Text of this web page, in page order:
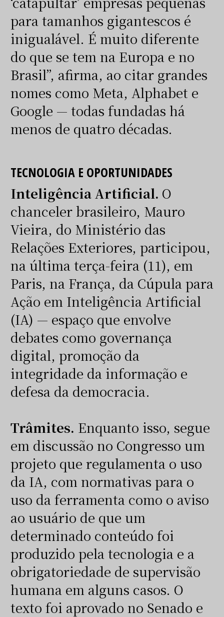
para tamanhos gigantescos é
inigualável. É muito diferente
do que se tem na Europa e no
Brasil”, afirma, ao citar grandes
nomes como Meta, Alphabet e
Google — todas fundadas há
menos de quatro décadas.
TECNOLOGIA E OPORTUNIDADES
Inteligência Artificial. O
chanceler brasileiro, Mauro
Vieira, do Ministério das
Relações Exteriores, participou,
na última terça-feira (11), em
Paris, na França, da Cúpula para
Ação em Inteligência Artificial
(IA) — espaço que envolve
debates como governança
digital, promoção da
integridade da informação e
defesa da democracia.
Trâmites. Enquanto isso, segue
em discussão no Congresso um
projeto que regulamenta o uso
da IA, com normativas para o
uso da ferramenta como o aviso
ao usuário de que um
determinado conteúdo foi
produzido pela tecnologia e a
obrigatoriedade de supervisão
humana em alguns casos. O
texto foi aprovado no Senado e